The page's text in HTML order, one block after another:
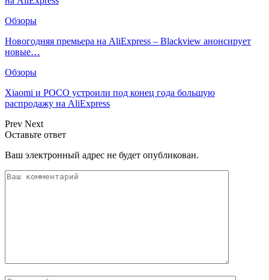
Обзоры
Новогодняя премьера на AliExpress – Blackview анонсирует
новые…
Обзоры
Xiaomi и POCO устроили под конец года большую
распродажу на AliExpress
Prev Next
Оставьте ответ
Ваш электронный адрес не будет опубликован.